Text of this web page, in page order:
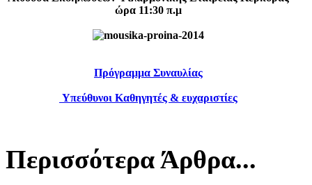
ώρα 11:30 π.μ
Πρόγραμμα Συναυλίας
Υπεύθυνοι Καθηγητές & ευχαριστίες
Περισσότερα Άρθρα...